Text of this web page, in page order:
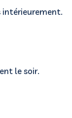
intérieurement.
le soir.